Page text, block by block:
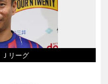
リーグ